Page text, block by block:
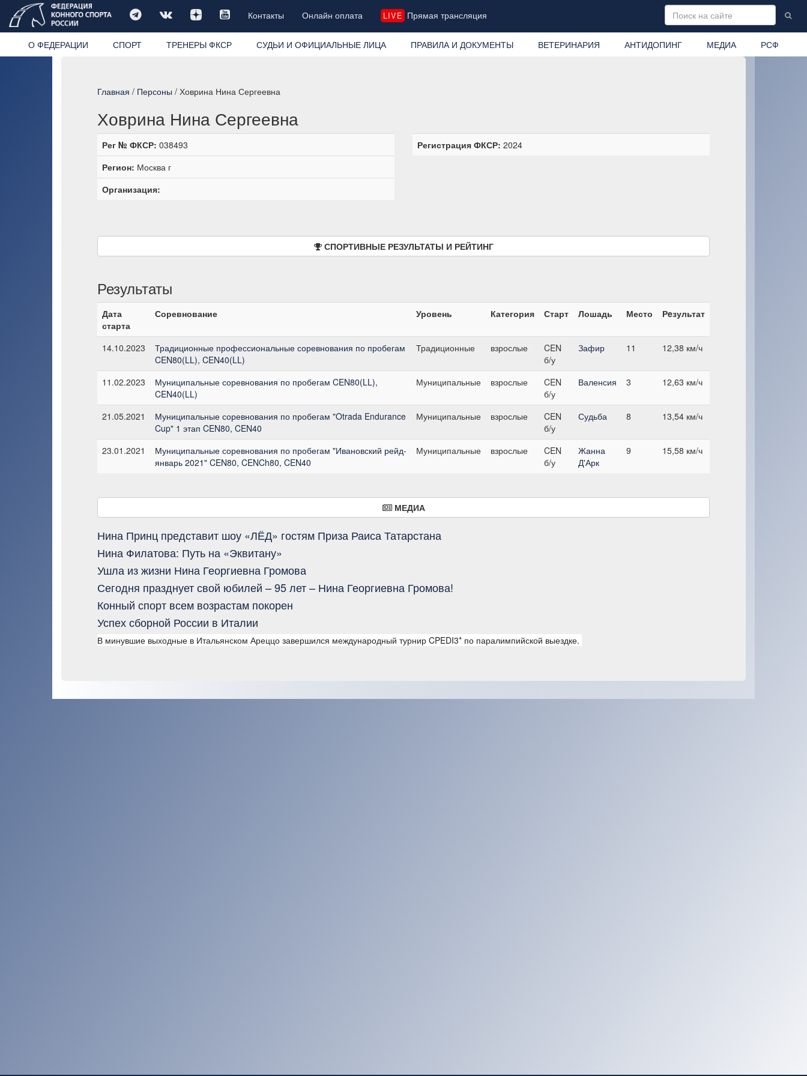
Контакты Онлайн оплата LIVE Прямая трансляция
О ФЕДЕРАЦИИ СПОРТ ТРЕНЕРЫ ФКСР СУДЬИ И ОФИЦИАЛЬНЫЕ ЛИЦА ПРАВИЛА И ДОКУМЕНТЫ ВЕТЕРИНАРИЯ АНТИДОПИНГ МЕДИА РСФ
Главная / Персоны / Ховрина Нина Сергеевна
Ховрина Нина Сергеевна
Рег № ФКСР: 038493
Регион: Москва г
Организация:
Регистрация ФКСР: 2024
СПОРТИВНЫЕ РЕЗУЛЬТАТЫ И РЕЙТИНГ
Результаты
Дата
старта
Соревнование Уровень Категория Старт Лошадь Место Рeзультат
14.10.2023
Традиционные профессиональные соревнования по пробегам
CEN80(LL), CEN40(LL)
Традиционные взрослые
CEN
б/у
Зафир 11 12,38 км/ч
11.02.2023
Муниципальные соревнования по пробегам CEN80(LL),
CEN40(LL)
Муниципальные взрослые
CEN
б/у
Валенсия 3 12,63 км/ч
21.05.2021
Муниципальные соревнования по пробегам "Otrada Endurance
Cup" 1 этап CEN80, CEN40
Муниципальные взрослые
CEN
б/у
Судьба 8 13,54 км/ч
23.01.2021
Муниципальные соревнования по пробегам "Ивановский рейд-
январь 2021" CEN80, CENCh80, CEN40
Муниципальные взрослые
CEN
б/у
Жанна
Д'Арк
9 15,58 км/ч
МЕДИА
Нина Принц представит шоу «ЛЁД» гостям Приза Раиса Татарстана
Нина Филатова: Путь на «Эквитану»
Ушла из жизни Нина Георгиевна Громова
Сегодня празднует свой юбилей – 95 лет – Нина Георгиевна Громова!
Конный спорт всем возрастам покорен
Успех сборной России в Италии
В минувшие выходные в Итальянском Ареццо завершился международный турнир CPEDI3* по паралимпийской выездке.